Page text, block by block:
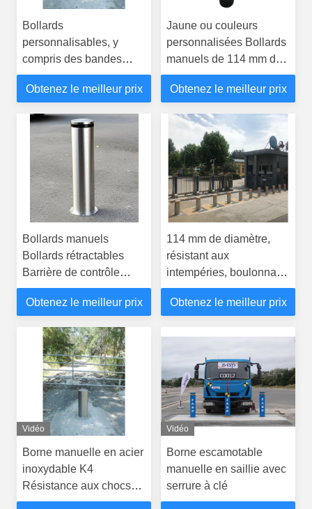
Bollards
personnalisables, y
compris des bandes
réfléchissantes pour la
visibilité, offrant des
dans les allées
piétonnes et les pistes
cyclables
Obtenez le meilleur prix
Jaune ou couleurs
personnalisées Bollards
manuels de 114 mm de
diamètre et
caractéristiques de
Obtenez le meilleur prix
Bollards manuels
Bollards rétractables
Barrière de contrôle
d'accès polyvalente pour
véhicule Adapté à
sécurité
Obtenez le meilleur prix
114 mm de diamètre,
résistant aux
intempéries, boulonnage
manuel aux couleurs
personnalisées pour un
sécurisé
Obtenez le meilleur prix
Vidéo
Borne manuelle en acier
inoxydable K4
Résistance aux chocs
Montage en surface
Vidéo
Borne escamotable
manuelle en saillie avec
serrure à clé